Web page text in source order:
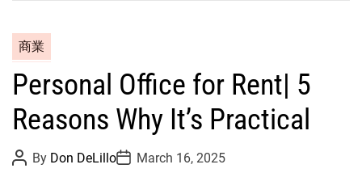
C
a
g
r
商業
Personal Office for Rent| 5
Reasons Why It’s Practical
P
o
By Don DeLilloP
o
March 16, 2025